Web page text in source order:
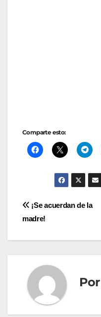
Comparte esto:
¡Se acuerdan de la
madre!